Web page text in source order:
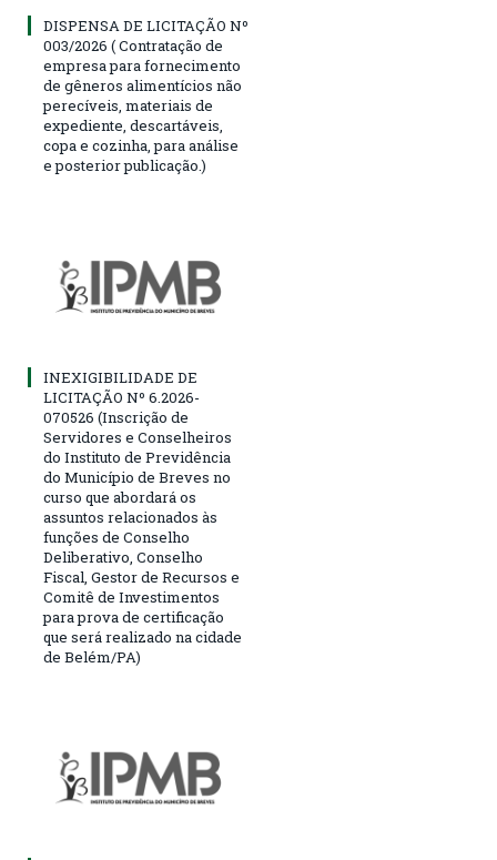
DISPENSA DE LICITAÇÃO Nº
003/2026 ( Contratação de
empresa para fornecimento
de gêneros alimentícios não
perecíveis, materiais de
expediente, descartáveis,
copa e cozinha, para análise
e posterior publicação.)
INEXIGIBILIDADE DE
LICITAÇÃO Nº 6.2026-
070526 (Inscrição de
Servidores e Conselheiros
do Instituto de Previdência
do Município de Breves no
curso que abordará os
assuntos relacionados às
funções de Conselho
Deliberativo, Conselho
Fiscal, Gestor de Recursos e
Comitê de Investimentos
para prova de certificação
que será realizado na cidade
de Belém/PA)